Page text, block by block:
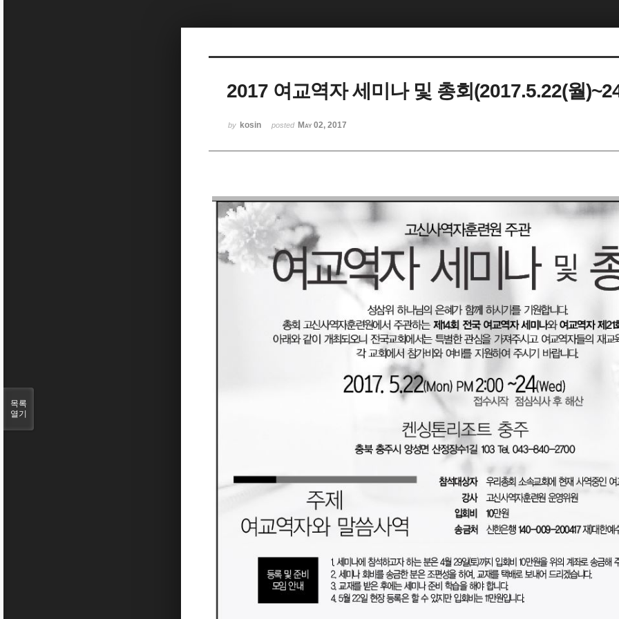
2017 여교역자 세미나 및 총회(2017.5.22(월
by kosin posted May 02, 2017
목록
열기
Sketchbook5, 스케치북5
Sketchbook5, 스케치북5